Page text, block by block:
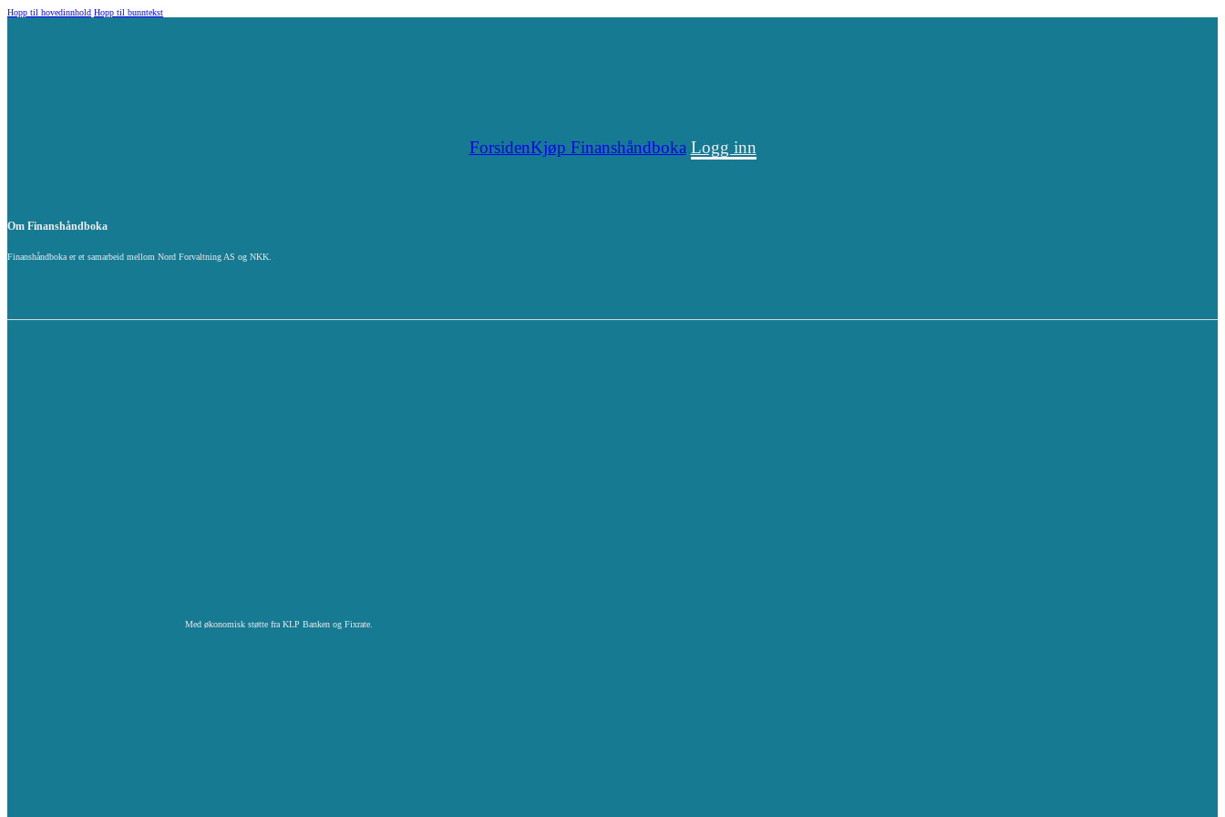
Hopp til hovedinnhold Hopp til bunntekst
ForsidenKjøp Finanshåndboka Logg inn
Om Finanshåndboka
Finanshåndboka er et samarbeid mellom Nord Forvaltning AS og NKK.
Med økonomisk støtte fra KLP Banken og Fixrate.